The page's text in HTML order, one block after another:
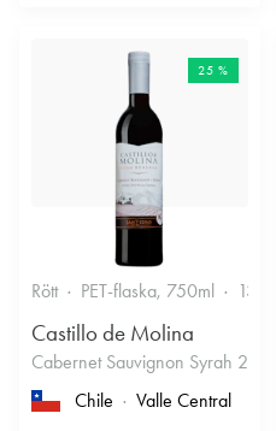
25 %
Rött PET-flaska, 750ml 13.5%
Castillo de Molina
Cabernet Sauvignon Syrah 2022
Chile
Valle Central